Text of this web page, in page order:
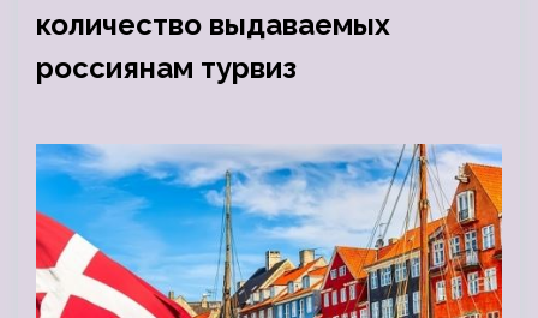
количество выдаваемых
россиянам турвиз